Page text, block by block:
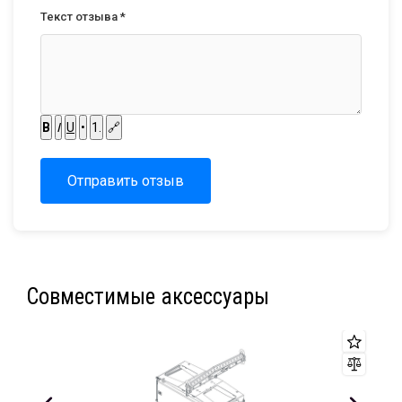
Текст отзыва *
B I U • 1. 🔗
Отправить отзыв
Совместимые аксессуары